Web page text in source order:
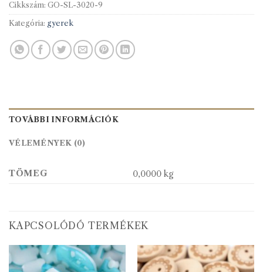
Cikkszám: GO-SL-3020-9
Kategória: gyerek
TOVÁBBI INFORMÁCIÓK
VÉLEMÉNYEK (0)
TÖMEG 0,0000 kg
KAPCSOLÓDÓ TERMÉKEK